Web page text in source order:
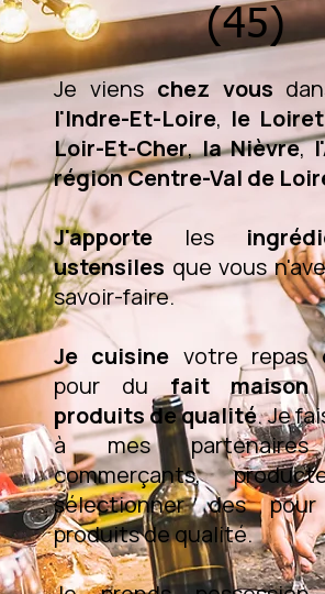
(45)
Je viens chez vous
l'Indre-Et-Loire, le Loiret
Loir-Et-Cher,la Nièvre,
région Centre-Val de
J'apporte les
ustensiles que vous
savoir-faire.
Je cuisine votre repas
pour du fait maison
produits de qualité. Je
à mes partenaires
commerçants,
sélectionner des
produits de qualité.